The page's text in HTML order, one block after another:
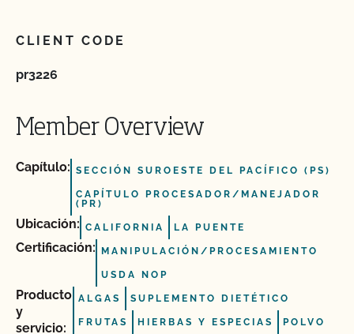
CLIENT CODE
pr3226
Member Overview
Capítulo: SECCIÓN SUROESTE DEL PACÍFICO (PS)
CAPÍTULO PROCESADOR/MANEJADOR
(PR)
Ubicación: CALIFORNIA LA PUENTE
Certificación: MANIPULACIÓN/PROCESAMIENTO
USDA NOP
Producto
y
servicio:
ALGAS SUPLEMENTO DIETÉTICO
FRUTAS HIERBAS Y ESPECIAS POLVO